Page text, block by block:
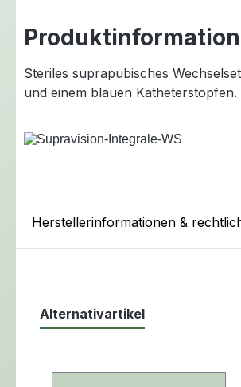
Steriles suprapubisches
und einem blauen
Herstellerinformationen &
Alternativartikel